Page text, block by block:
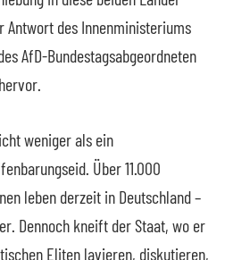
Antwort des Innenministeriums
AfD-Bundestagsabgeordneten
weniger als ein
Über 11.000
leben derzeit in Deutschland –
Dennoch kneift der Staat, wo er
Eliten lavieren, diskutieren,